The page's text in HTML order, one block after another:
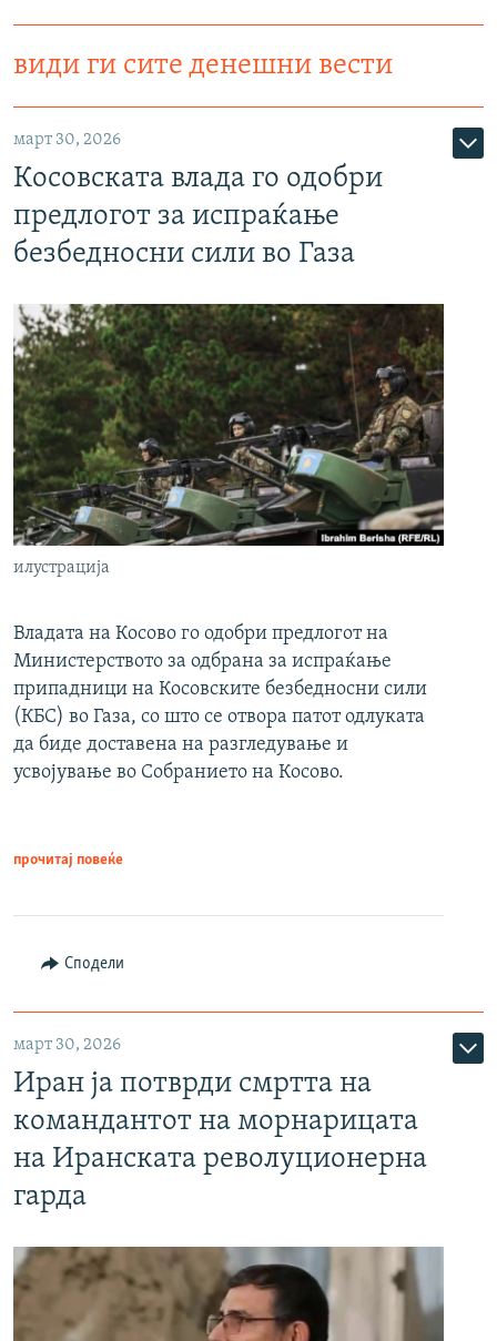
види ги сите денешни вести
март 30, 2026
Косовската влада го одобри
предлогот за испраќање
безбедносни сили во Газа
илустрација
Владата на Косово го одобри предлогот на
Министерството за одбрана за испраќање
припадници на Косовските безбедносни сили
(КБС) во Газа, со што се отвора патот одлуката
да биде доставена на разгледување и
усвојување во Собранието на Косово.
прочитај повеќе
Сподели
март 30, 2026
Иран ја потврди смртта на
командантот на морнарицата
на Иранската револуционерна
гарда